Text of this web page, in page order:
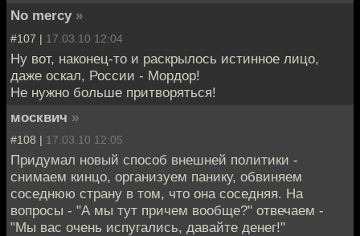
No mercy »
#107 | 17.03.10 12:04
Ну вот, наконец-то и раскрылось истинное лицо,
даже оскал, России - Мордор!
Не нужно больше притворяться!
москвич »
#108 | 17.03.10 12:05
Придумал новый способ внешней политики -
снимаем кинцо, организуем панику, обвиняем
соседнюю страну в том, что она соседняя. На
вопросы - "А мы тут причем вообще?" отвечаем -
"Мы вас очень испугались, давайте денег!"